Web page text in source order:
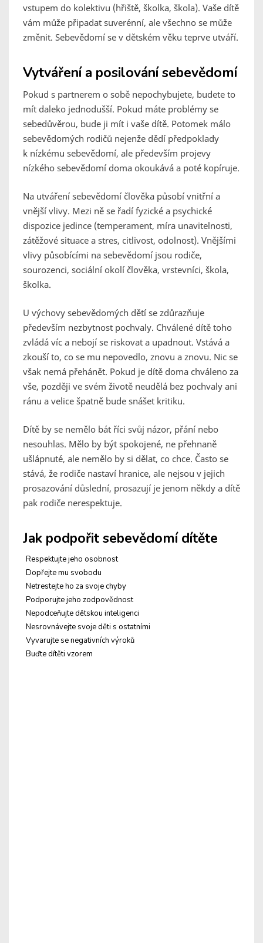
vstupem do kolektivu (hřiště, školka, škola). Vaše dítě
vám může připadat suverénní, ale všechno se může
změnit. Sebevědomí se v dětském věku teprve utváří.
Vytváření a posilování sebevědomí
Pokud s partnerem o sobě nepochybujete, budete to
mít daleko jednodušší. Pokud máte problémy se
sebedůvěrou, bude ji mít i vaše dítě. Potomek málo
sebevědomých rodičů nejenže dědí předpoklady
k nízkému sebevědomí, ale především projevy
nízkého sebevědomí doma okoukává a poté kopíruje.
Na utváření sebevědomí člověka působí vnitřní a
vnější vlivy. Mezi ně se řadí fyzické a psychické
dispozice jedince (temperament, míra unavitelnosti,
zátěžové situace a stres, citlivost, odolnost). Vnějšími
vlivy působícími na sebevědomí jsou rodiče,
sourozenci, sociální okolí člověka, vrstevníci, škola,
školka.
U výchovy sebevědomých dětí se zdůrazňuje
především nezbytnost pochvaly. Chválené dítě toho
zvládá víc a nebojí se riskovat a upadnout. Vstává a
zkouší to, co se mu nepovedlo, znovu a znovu. Nic se
však nemá přehánět. Pokud je dítě doma chváleno za
vše, později ve svém životě neudělá bez pochvaly ani
ránu a velice špatně bude snášet kritiku.
Dítě by se nemělo bát říci svůj názor, přání nebo
nesouhlas. Mělo by být spokojené, ne přehnaně
ušlápnuté, ale nemělo by si dělat, co chce. Často se
stává, že rodiče nastaví hranice, ale nejsou v jejich
prosazování důslední, prosazují je jenom někdy a dítě
pak rodiče nerespektuje.
Jak podpořit sebevědomí dítěte
Respektujte jeho osobnost
Dopřejte mu svobodu
Netrestejte ho za svoje chyby
Podporujte jeho zodpovědnost
Nepodceňujte dětskou inteligenci
Nesrovnávejte svoje děti s ostatními
Vyvarujte se negativních výroků
Buďte dítěti vzorem